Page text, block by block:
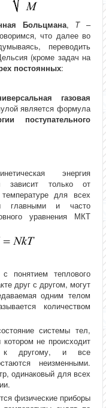
Больцмана, T–
что далее во
переводить
(кроме задач на
постоянных:
газовая
является формула
поступательного
энергия
зависит только от
для всех
главными и часто
уравнения МКТ
понятием теплового
друг с другом, могут
одним телом
количеством
системы тел,
не происходит
к другому, и все
неизменными.
одинаковый для всех
физические приборы